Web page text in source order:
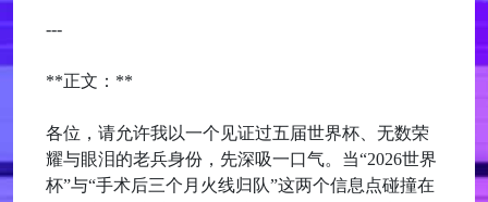
---
**正文：**
各位，请允许我以一个见证过五届世界杯、无数荣
耀与眼泪的老兵身份，先深吸一口气。当“2026世界
杯”与“手术后三个月火线归队”这两个信息点碰撞在